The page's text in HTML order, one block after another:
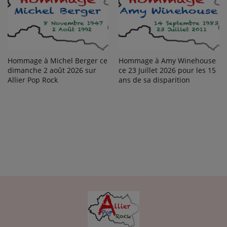
Hommage à Michel Berger ce
dimanche 2 août 2026 sur
Allier Pop Rock
Hommage à Amy Winehouse
ce 23 Juillet 2026 pour les 15
ans de sa disparition